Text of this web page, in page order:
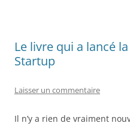
Le livre qui a lancé
Startup
Laisser un commentaire
Il n’y a rien de vraiment